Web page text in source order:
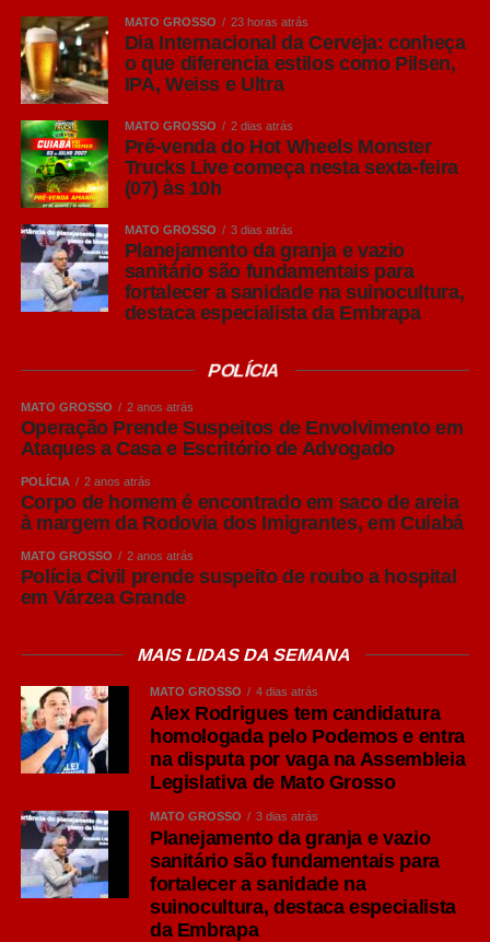
MATO GROSSO 23 horas atrás
Dia Internacional da Cerveja: conheça
o que diferencia estilos como Pilsen,
IPA, Weiss e Ultra
MATO GROSSO 2 dias atrás
Pré-venda do Hot Wheels Monster
Trucks Live começa nesta sexta-feira
(07) às 10h
MATO GROSSO 3 dias atrás
Planejamento da granja e vazio
sanitário são fundamentais para
fortalecer a sanidade na suinocultura,
destaca especialista da Embrapa
POLÍCIA
MATO GROSSO 2 anos atrás
Operação Prende Suspeitos de Envolvimento em
Ataques a Casa e Escritório de Advogado
POLÍCIA 2 anos atrás
Corpo de homem é encontrado em saco de areia
à margem da Rodovia dos Imigrantes, em Cuiabá
MATO GROSSO 2 anos atrás
Polícia Civil prende suspeito de roubo a hospital
em Várzea Grande
MAIS LIDAS DA SEMANA
MATO GROSSO 4 dias atrás
Alex Rodrigues tem candidatura
homologada pelo Podemos e entra
na disputa por vaga na Assembleia
Legislativa de Mato Grosso
MATO GROSSO 3 dias atrás
Planejamento da granja e vazio
sanitário são fundamentais para
fortalecer a sanidade na
suinocultura, destaca especialista
da Embrapa